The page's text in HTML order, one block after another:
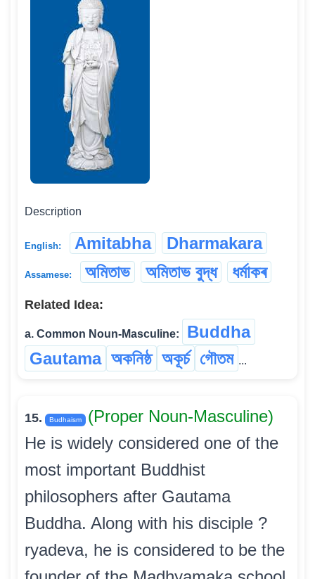
Description
English: Amitabha Dharmakara
Assamese: অমিতাভ অমিতাভ বুদ্ধ ধৰ্মাকৰ
Related Idea:
a. Common Noun-Masculine:
Buddha
Gautama অকনিষ্ঠ অকূৰ্চ গৌতম ...
15. Budhaism
(Proper Noun-Masculine)
He is widely considered one of the
most important Buddhist
philosophers after Gautama
Buddha. Along with his disciple ?
ryadeva, he is considered to be the